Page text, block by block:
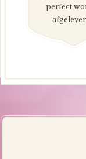
perfect